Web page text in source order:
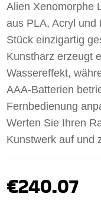
Alien Xenomorphe
aus PLA, Acryl und
Stück einzigartig
Kunstharz erzeugt
Wassereffekt,
AAA-Batterien
Fernbedienung
Werten Sie Ihren
Kunstwerk auf und
€240.07